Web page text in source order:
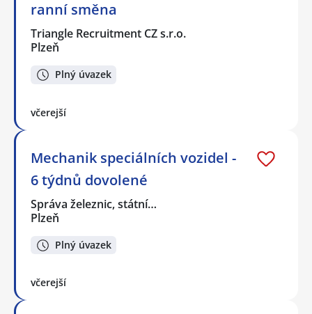
ranní směna
Triangle Recruitment CZ s.r.o.
Plzeň
Plný úvazek
včerejší
Mechanik speciálních vozidel -
6 týdnů dovolené
Správa železnic, státní…
Plzeň
Plný úvazek
včerejší